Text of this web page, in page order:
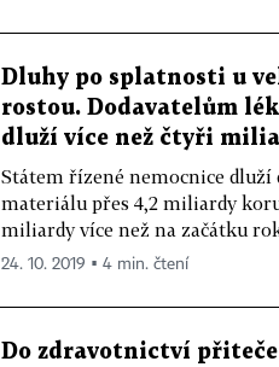
Dluhy po splatnosti u
rostou. Dodavatelům
dluží více než čtyři
Státem řízené nemocnice dluží
materiálu přes 4,2 miliardy
miliardy více než na začátku
24. 10. 2019 ▪ 4 min. čtení
Do zdravotnictví